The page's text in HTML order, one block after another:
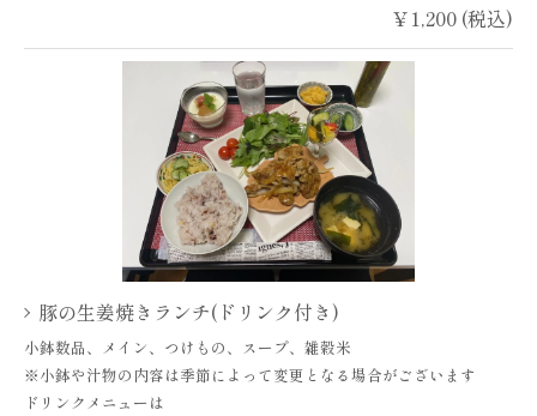
￥1,200 (税込)
豚の生姜焼きランチ(ドリンク付き)
小鉢数品、メイン、つけもの、スープ、雑穀米
※小鉢や汁物の内容は季節によって変更となる場合がございます
ドリンクメニューは